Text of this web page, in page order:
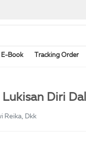
E-Book Tracking Order
Diri
Reika, Dkk